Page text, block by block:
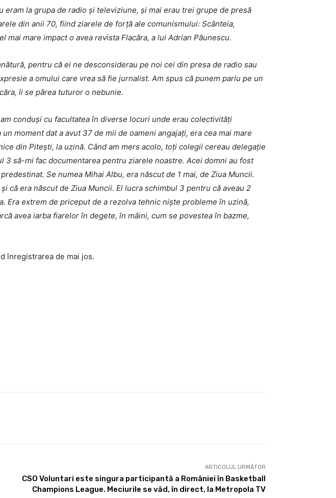
la grupa de radio și televiziune, și mai erau trei grupe de presă
din anii 70, fiind ziarele de forță ale comunismului: Scânteia,
mai mare impact o avea revista Flacăra, a lui Adrian Păunescu.
pentru că ei ne desconsiderau pe noi cei din presa de radio sau
a omului care vrea să fie jurnalist. Am spus că punem pariu pe un
li se părea tuturor o nebunie.
conduși cu facultatea în diverse locuri unde erau colectivități
moment dat a avut 37 de mii de oameni angajați, era cea mai mare
din Pitești, la uzină. Când am mers acolo, toți colegii cereau delegație
3 să-mi fac documentarea pentru ziarele noastre. Acei domni au fost
Se numea Mihai Albu, era născut de 1 mai, de Ziua Muncii.
că era născut de Ziua Muncii. El lucra schimbul 3 pentru că aveau 2
Era extrem de priceput de a rezolva tehnic niște probleme în uzină,
avea iarba fiarelor în degete, în mâini, cum se povestea în bazme,
înregistrarea de mai jos.
ARTICOLUL URMĂTOR
CSO Voluntari este singura participantă a României în Basketball
Champions League. Meciurile se văd, în direct, la Metropola TV